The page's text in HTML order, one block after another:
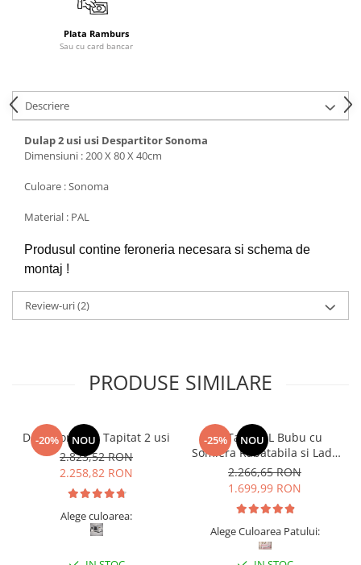
Plata Ramburs
Sau cu card bancar
Descriere
Dulap 2 usi usi Despartitor Sonoma
Dimensiuni : 200 X 80 X 40cm
Culoare : Sonoma
Material : PAL
Produsul contine feroneria necesara si schema de
montaj !
Review-uri(2)
PRODUSE SIMILARE
-20% NOU
Dormitor Vista Tapitat 2 usi
2.823,52 RON
2.258,82 RON
Alege culoarea:
-25% NOU
Pat Tapitat L Bubu cu
Somiera Rabatabila si Lada
de depozitare
2.266,65 RON
1.699,99 RON
Alege Culoarea Patului: